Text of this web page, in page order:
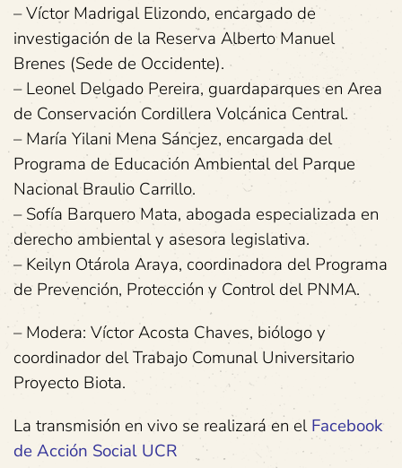
– Víctor Madrigal Elizondo, encargado de
investigación de la Reserva Alberto Manuel
Brenes (Sede de Occidente).
– Leonel Delgado Pereira, guardaparques en Area
de Conservación Cordillera Volcánica Central.
– María Yilani Mena Sáncjez, encargada del
Programa de Educación Ambiental del Parque
Nacional Braulio Carrillo.
– Sofía Barquero Mata, abogada especializada en
derecho ambiental y asesora legislativa.
– Keilyn Otárola Araya, coordinadora del Programa
de Prevención, Protección y Control del PNMA.
– Modera: Víctor Acosta Chaves, biólogo y
coordinador del Trabajo Comunal Universitario
Proyecto Biota.
La transmisión en vivo se realizará en elFacebook
de Acción Social UCR